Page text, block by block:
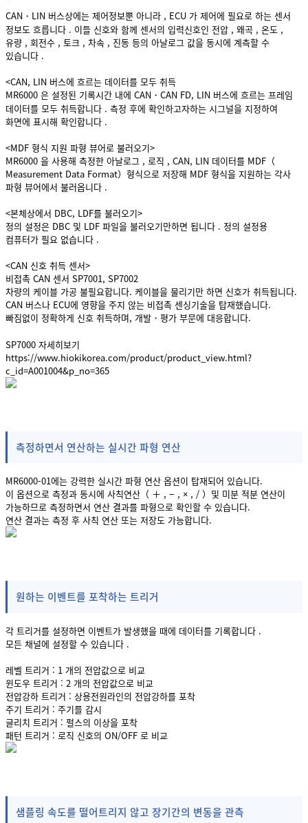
CAN・LIN 버스상에는 제어정보뿐 아니라 , ECU 가 제어에 필요로 하는 센서
정보도 흐릅니다 . 이들 신호와 함께 센서의 입력신호인 전압 , 왜곡 , 온도 ,
유량 , 회전수 , 토크 , 차속 , 진동 등의 아날로그 값을 동시에 계측할 수
있습니다 .
<CAN, LIN 버스에 흐르는 데이터를 모두 취득
MR6000 은 설정된 기록시간 내에 CAN・CAN FD, LIN 버스에 흐르는 프레임
데이터를 모두 취득합니다 . 측정 후에 확인하고자하는 시그널을 지정하여
화면에 표시해 확인합니다 .
<MDF 형식 지원 파형 뷰어로 불러오기>
MR6000 을 사용해 측정한 아날로그 , 로직 , CAN, LIN 데이터를 MDF（
Measurement Data Format）형식으로 저장해 MDF 형식을 지원하는 각사
파형 뷰어에서 불러옵니다 .
<본체상에서 DBC, LDF를 불러오기>
정의 설정은 DBC 및 LDF 파일을 불러오기만하면 됩니다 . 정의 설정용
컴퓨터가 필요 없습니다 .
<CAN 신호 취득 센서>
비접촉 CAN 센서 SP7001, SP7002
차량의 케이블 가공 불필요합니다. 케이블을 물리기만 하면 신호가 취득됩니다.
CAN 버스나 ECU에 영향을 주지 않는 비접촉 센싱기술을 탑재했습니다.
빠짐없이 정확하게 신호 취득하며, 개발・평가 부문에 대응합니다.
SP7000 자세히보기
https://www.hiokikorea.com/product/product_view.html?
c_id=A001004&p_no=365
측정하면서 연산하는 실시간 파형 연산
MR6000-01에는 강력한 실시간 파형 연산 옵션이 탑재되어 있습니다.
이 옵션으로 측정과 동시에 사칙연산（ ＋ , − , × , / ）및 미분 적분 연산이
가능하므로 측정하면서 연산 결과를 파형으로 확인할 수 있습니다.
연산 결과는 측정 후 사칙 연산 또는 저장도 가능합니다.
원하는 이벤트를 포착하는 트리거
각 트리거를 설정하면 이벤트가 발생했을 때에 데이터를 기록합니다 .
모든 채널에 설정할 수 있습니다 .
레벨 트리거 : 1 개의 전압값으로 비교
윈도우 트리거 : 2 개의 전압값으로 비교
전압강하 트리거 : 상용전원라인의 전압강하를 포착
주기 트리거 : 주기를 감시
글리치 트리거 : 펄스의 이상을 포착
패턴 트리거 : 로직 신호의 ON/OFF 로 비교
샘플링 속도를 떨어트리지 않고 장기간의 변동을 관측